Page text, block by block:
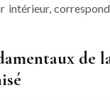
intérieur,
de